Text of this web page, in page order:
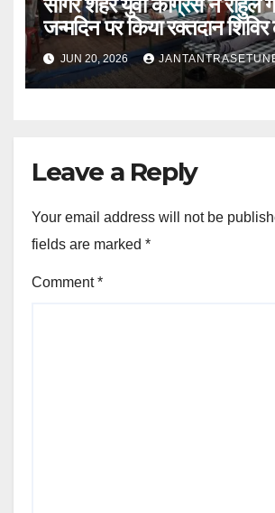
जन्मदिन पर किया रक्तदान
JUN 20, 2026
Leave a Reply
Your email address will not be
fields are marked *
Comment*